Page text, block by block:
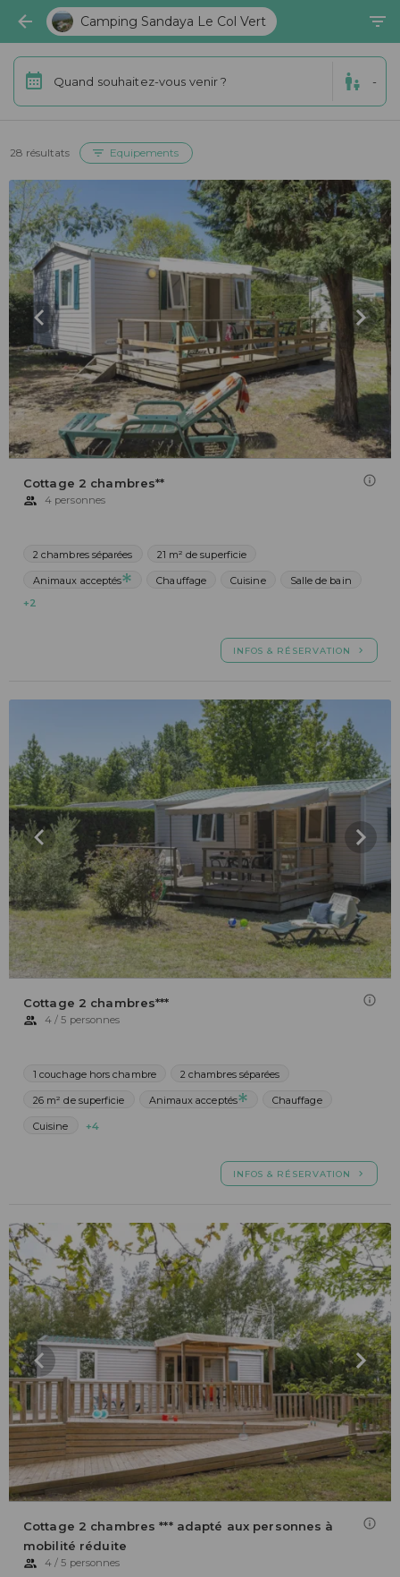
Camping Sandaya Le Col Vert
Quand souhaitez-vous venir ? -
28 résultats Equipements
Cottage 2 chambres**
4 personnes
2 chambres séparées 21 m² de superficie
Animaux acceptés Chauffage Cuisine
Salle de bain
+2
INFOS & RÉSERVATION
Cottage 2 chambres***
4 / 5 personnes
1 couchage hors chambre 2 chambres séparées
26 m² de superficie Animaux acceptés Chauffage
Cuisine +4
INFOS & RÉSERVATION
Cottage 2 chambres *** adapté aux personnes à
mobilité réduite
4 / 5 personnes